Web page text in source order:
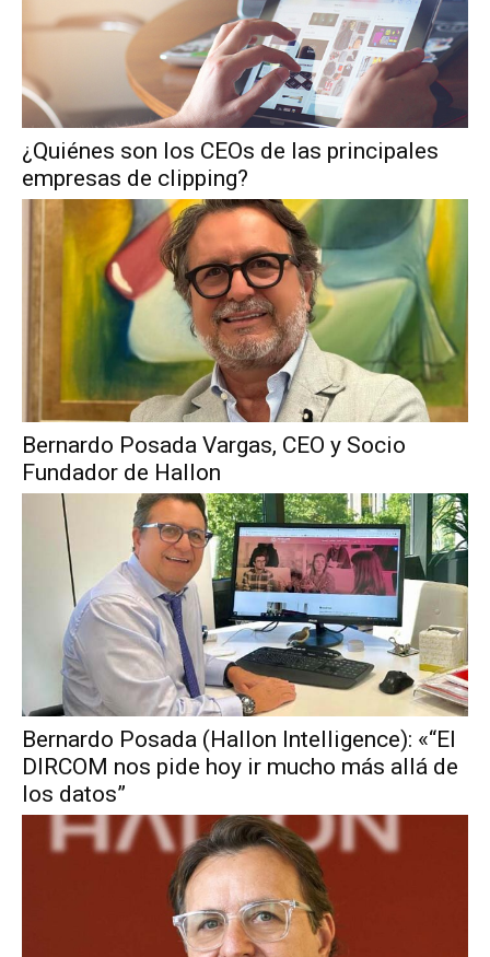
¿Quiénes son los CEOs de las principales
empresas de clipping?
Bernardo Posada Vargas, CEO y Socio
Fundador de Hallon
Bernardo Posada (Hallon Intelligence): «“El
DIRCOM nos pide hoy ir mucho más allá de
los datos”